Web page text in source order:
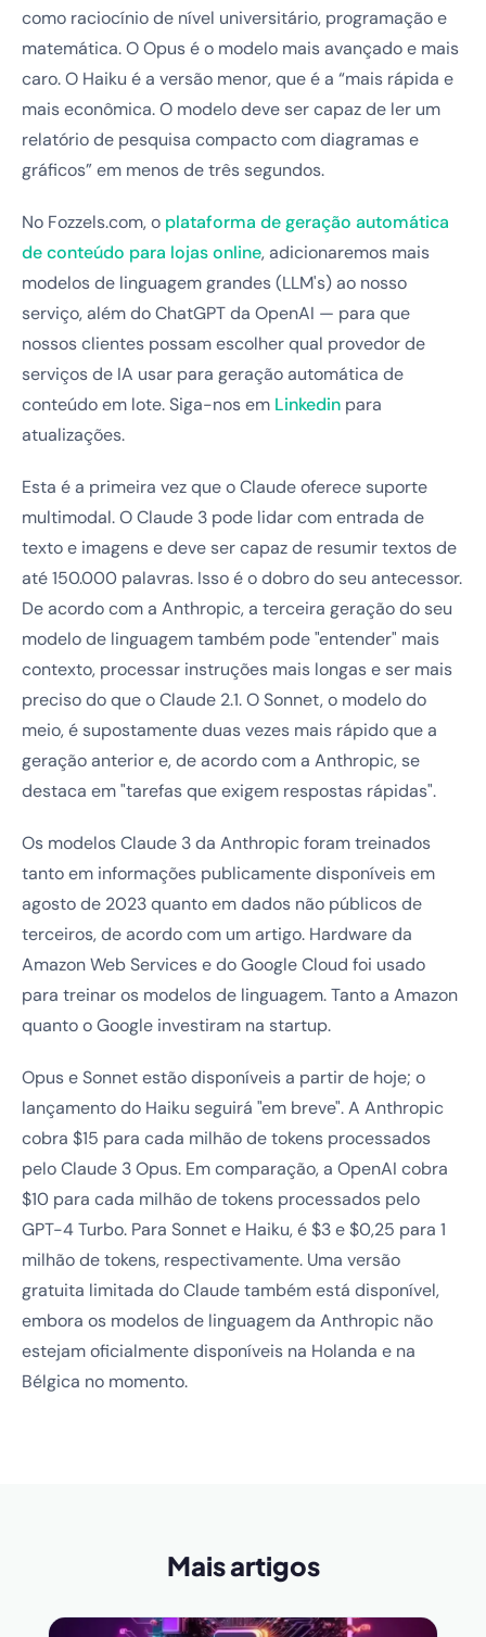
como raciocínio de nível universitário, programação e
matemática. O Opus é o modelo mais avançado e mais
caro. O Haiku é a versão menor, que é a “mais rápida e
mais econômica. O modelo deve ser capaz de ler um
relatório de pesquisa compacto com diagramas e
gráficos” em menos de três segundos.
No Fozzels.com, o plataforma de geração automática
de conteúdo para lojas online, adicionaremos mais
modelos de linguagem grandes (LLM's) ao nosso
serviço, além do ChatGPT da OpenAI — para que
nossos clientes possam escolher qual provedor de
serviços de IA usar para geração automática de
conteúdo em lote. Siga-nos em Linkedin para
atualizações.
Esta é a primeira vez que o Claude oferece suporte
multimodal. O Claude 3 pode lidar com entrada de
texto e imagens e deve ser capaz de resumir textos de
até 150.000 palavras. Isso é o dobro do seu antecessor.
De acordo com a Anthropic, a terceira geração do seu
modelo de linguagem também pode "entender" mais
contexto, processar instruções mais longas e ser mais
preciso do que o Claude 2.1. O Sonnet, o modelo do
meio, é supostamente duas vezes mais rápido que a
geração anterior e, de acordo com a Anthropic, se
destaca em "tarefas que exigem respostas rápidas".
Os modelos Claude 3 da Anthropic foram treinados
tanto em informações publicamente disponíveis em
agosto de 2023 quanto em dados não públicos de
terceiros, de acordo com um artigo. Hardware da
Amazon Web Services e do Google Cloud foi usado
para treinar os modelos de linguagem. Tanto a Amazon
quanto o Google investiram na startup.
Opus e Sonnet estão disponíveis a partir de hoje; o
lançamento do Haiku seguirá "em breve". A Anthropic
cobra $15 para cada milhão de tokens processados
pelo Claude 3 Opus. Em comparação, a OpenAI cobra
$10 para cada milhão de tokens processados pelo
GPT-4 Turbo. Para Sonnet e Haiku, é $3 e $0,25 para 1
milhão de tokens, respectivamente. Uma versão
gratuita limitada do Claude também está disponível,
embora os modelos de linguagem da Anthropic não
estejam oficialmente disponíveis na Holanda e na
Bélgica no momento.
Mais artigos